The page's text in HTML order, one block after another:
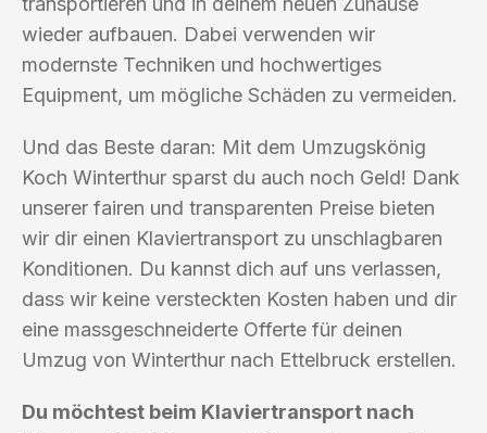
wieder aufbauen. Dabei verwenden wir
modernste Techniken und hochwertiges
Equipment, um mögliche Schäden zu vermeiden.
Und das Beste daran: Mit dem Umzugskönig
Koch Winterthur sparst du auch noch Geld! Dank
unserer fairen und transparenten Preise bieten
wir dir einen Klaviertransport zu unschlagbaren
Konditionen. Du kannst dich auf uns verlassen,
dass wir keine versteckten Kosten haben und dir
eine massgeschneiderte Offerte für deinen
Umzug von Winterthur nach Ettelbruck erstellen.
Du möchtest beim Klaviertransport nach